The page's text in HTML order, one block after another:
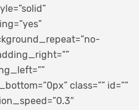
class=”” id=””